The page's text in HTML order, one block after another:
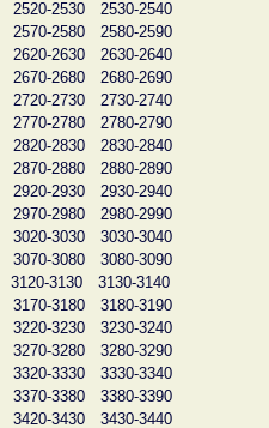
2520-2530
2530-2540
2570-2580
2580-2590
2620-2630
2630-2640
2670-2680
2680-2690
2720-2730
2730-2740
2770-2780
2780-2790
2820-2830
2830-2840
2870-2880
2880-2890
2920-2930
2930-2940
2970-2980
2980-2990
3020-3030
3030-3040
3070-3080
3080-3090
3120-3130
3130-3140
3170-3180
3180-3190
3220-3230
3230-3240
3270-3280
3280-3290
3320-3330
3330-3340
3370-3380
3380-3390
3420-3430
3430-3440